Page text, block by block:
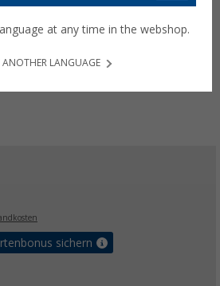
sichern
at any time in the webshop.
ANOTHER LANGUAGE